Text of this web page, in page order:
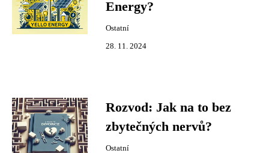
Energy?
Ostatní
28. 11. 2024
Rozvod: Jak na to bez
zbytečných nervů?
Ostatní